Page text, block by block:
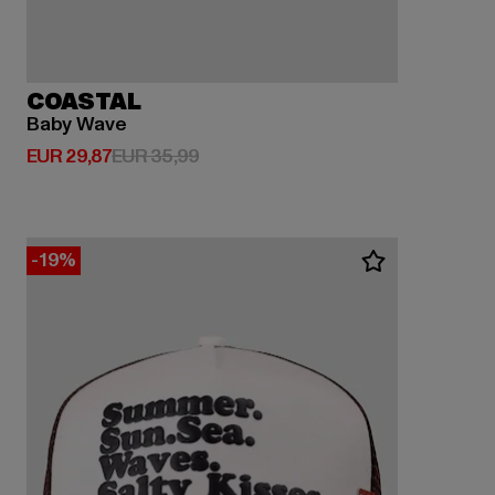
COASTAL
Baby Wave
EUR 29,87
Derzeitiger Preis: EUR 29,87
EUR 35,99Aktionspreis: EUR 35,99
-19%